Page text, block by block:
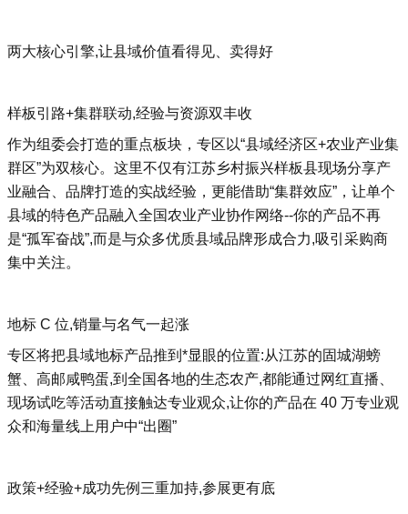
两大核心引擎,让县域价值看得见、卖得好
样板引路+集群联动,经验与资源双丰收
作为组委会打造的重点板块，专区以“县域经济区+农业产业集
群区”为双核心。这里不仅有江苏乡村振兴样板县现场分享产
业融合、品牌打造的实战经验，更能借助“集群效应”，让单个
县域的特色产品融入全国农业产业协作网络--你的产品不再
是“孤军奋战”,而是与众多优质县域品牌形成合力,吸引采购商
集中关注。
地标 C 位,销量与名气一起涨
专区将把县域地标产品推到*显眼的位置:从江苏的固城湖螃
蟹、高邮咸鸭蛋,到全国各地的生态农产,都能通过网红直播、
现场试吃等活动直接触达专业观众,让你的产品在 40 万专业观
众和海量线上用户中“出圈”
政策+经验+成功先例三重加持,参展更有底